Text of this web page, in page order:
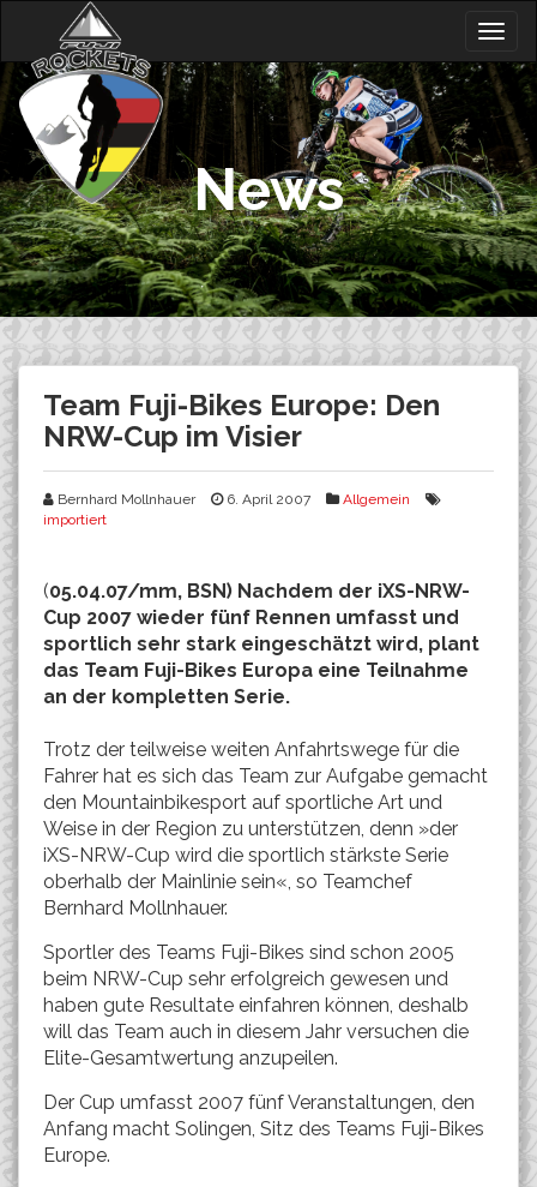
content
News
Team Fuji-Bikes Europe: Den
NRW-Cup im Visier
Bernhard Mollnhauer 6. April 2007
Allgemein
importiert
(05.04.07/mm, BSN) Nachdem der iXS-NRW-
Cup 2007 wieder fünf Rennen umfasst und
sportlich sehr stark eingeschätzt wird, plant
das Team Fuji-Bikes Europa eine Teilnahme
an der kompletten Serie.
Trotz der teilweise weiten Anfahrtswege für die
Fahrer hat es sich das Team zur Aufgabe gemacht
den Mountainbikesport auf sportliche Art und
Weise in der Region zu unterstützen, denn »der
iXS-NRW-Cup wird die sportlich stärkste Serie
oberhalb der Mainlinie sein«, so Teamchef
Bernhard Mollnhauer.
Sportler des Teams Fuji-Bikes sind schon 2005
beim NRW-Cup sehr erfolgreich gewesen und
haben gute Resultate einfahren können, deshalb
will das Team auch in diesem Jahr versuchen die
Elite-Gesamtwertung anzupeilen.
Der Cup umfasst 2007 fünf Veranstaltungen, den
Anfang macht Solingen, Sitz des Teams Fuji-Bikes
Europe.